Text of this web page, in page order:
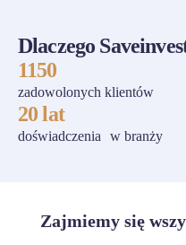
Dlaczego
1150
zadowolonych klientów
20 lat
doświadczenia w branży
Zajmiemy się